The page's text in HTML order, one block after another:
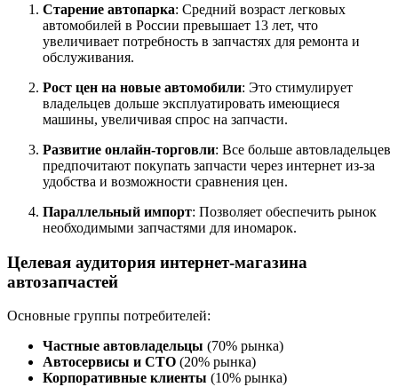
Старение автопарка: Средний возраст легковых
автомобилей в России превышает 13 лет, что
увеличивает потребность в запчастях для ремонта и
обслуживания.
Рост цен на новые автомобили: Это стимулирует
владельцев дольше эксплуатировать имеющиеся
машины, увеличивая спрос на запчасти.
Развитие онлайн-торговли: Все больше автовладельцев
предпочитают покупать запчасти через интернет из-за
удобства и возможности сравнения цен.
Параллельный импорт: Позволяет обеспечить рынок
необходимыми запчастями для иномарок.
Целевая аудитория интернет-магазина
автозапчастей
Основные группы потребителей:
Частные автовладельцы (70% рынка)
Автосервисы и СТО (20% рынка)
Корпоративные клиенты (10% рынка)